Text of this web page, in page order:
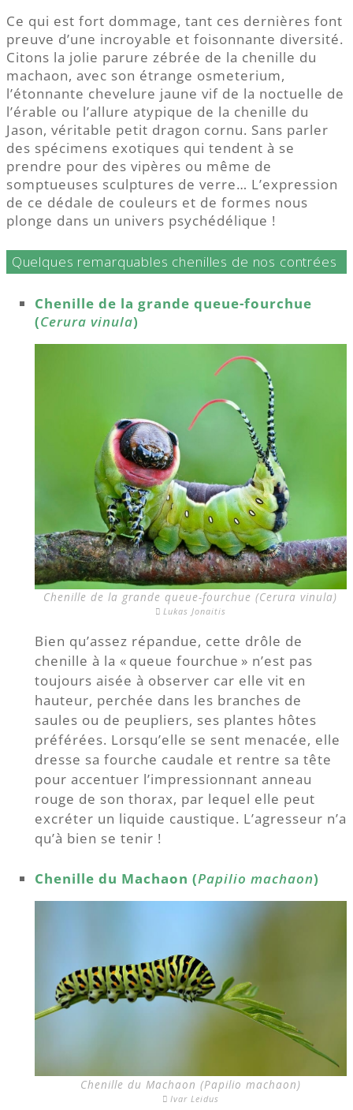
Ce qui est fort dommage, tant ces dernières font
preuve d’une incroyable et foisonnante diversité.
Citons la jolie parure zébrée de la chenille du
machaon, avec son étrange osmeterium,
l’étonnante chevelure jaune vif de la noctuelle de
l’érable ou l’allure atypique de la chenille du
Jason, véritable petit dragon cornu. Sans parler
des spécimens exotiques qui tendent à se
prendre pour des vipères ou même de
somptueuses sculptures de verre… L’expression
de ce dédale de couleurs et de formes nous
plonge dans un univers psychédélique !
Quelques remarquables chenilles de nos contrées
Chenille de la grande queue-fourchue
(Cerura vinula)
Chenille de la grande queue-fourchue (Cerura vinula)
Lukas Jonaitis
Bien qu’assez répandue, cette drôle de
chenille à la « queue fourchue » n’est pas
toujours aisée à observer car elle vit en
hauteur, perchée dans les branches de
saules ou de peupliers, ses plantes hôtes
préférées. Lorsqu’elle se sent menacée, elle
dresse sa fourche caudale et rentre sa tête
pour accentuer l’impressionnant anneau
rouge de son thorax, par lequel elle peut
excréter un liquide caustique. L’agresseur n’a
qu’à bien se tenir !
Chenille du Machaon (Papilio machaon)
Chenille du Machaon (Papilio machaon)
Ivar Leidus